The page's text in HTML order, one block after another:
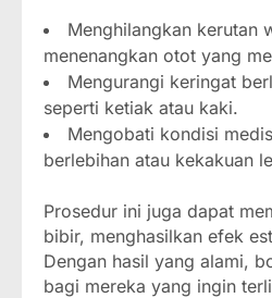
Menghilangkan kerutan
menenangkan otot yang
Mengurangi keringat
seperti ketiak atau kaki.
Mengobati kondisi
berlebihan atau kekakuan
Prosedur ini juga dapat
bibir, menghasilkan efek
Dengan hasil yang alami,
bagi mereka yang ingin